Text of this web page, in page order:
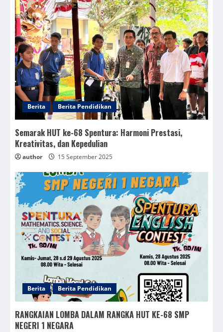
Berita Berita Pendidikan
Semarak HUT ke-68 Spentura: Harmoni Prestasi,
Kreativitas, dan Kepedulian
author 15 September 2025
Berita Berita Pendidikan
RANGKAIAN LOMBA DALAM RANGKA HUT KE-68 SMP
NEGERI 1 NEGARA